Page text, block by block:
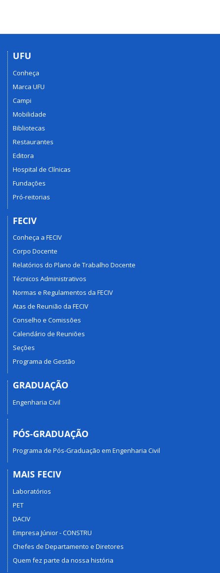
UFU
Conheça
Marca UFU
Campi
Mobilidade
Bibliotecas
Restaurantes
Editora
Hospital de Clínicas
Fundações
Pró-reitorias
FECIV
Conheça a FECIV
Corpo Docente
Relatórios do Plano de Trabalho Docente
Técnicos Administrativos
Normas e Regulamentos da FECIV
Atas de Reunião da FECIV
Conselho e Comissões
Calendário de Reuniões
Seções
Programa de Gestão
GRADUAÇÃO
Engenharia Civil
PÓS-GRADUAÇÃO
Programa de Pós-Graduação em Engenharia Civil
MAIS FECIV
Laboratórios
PET
DACIV
Empresa Júnior - CONSTRU
Chefes de Departamento e Diretores
Quem fez parte da nossa história